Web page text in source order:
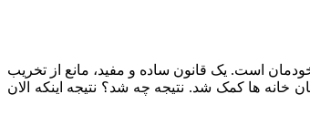
است. یک قانون ساده و مفید، مانع از تخریب
خانه ها کمک شد. نتیجه چه شد؟ نتیجه اینکه الان